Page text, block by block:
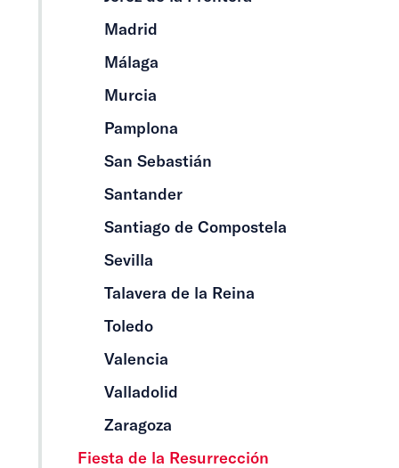
Madrid
Málaga
Murcia
Pamplona
San Sebastián
Santander
Santiago de Compostela
Sevilla
Talavera de la Reina
Toledo
Valencia
Valladolid
Zaragoza
Fiesta de la Resurrección